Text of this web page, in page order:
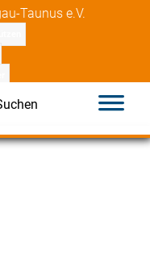
Taunus e.V.